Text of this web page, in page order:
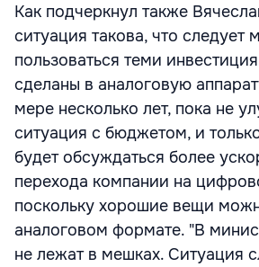
Как подчеркнул также
ситуация такова, что следует
пользоваться теми
сделаны в аналоговую
мере несколько лет, пока не
ситуация с бюджетом, и
будет обсуждаться более
перехода компании на
поскольку хорошие вещи
аналоговом формате. "В
не лежат в мешках. Ситуация